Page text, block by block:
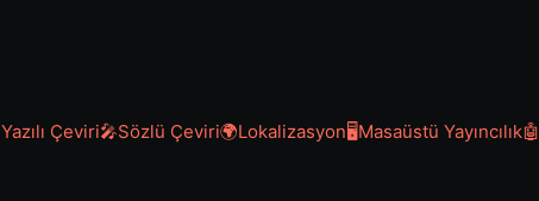
Yazılı Çeviri🎤Sözlü Çeviri🌍Lokalizasyon🖥️Masaüstü Yayıncılık🤖